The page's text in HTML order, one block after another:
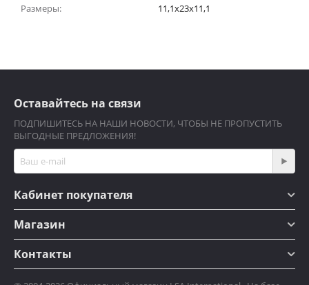
Размеры:
11,1x23x11,1
Оставайтесь на связи
ПОДПИШИТЕСЬ НА НАШИ НОВОСТИ, ЧТОБЫ НЕ ПРОПУСТИТЬ
ВЫГОДНЫЕ ПРЕДЛОЖЕНИЯ!
Кабинет покупателя
Магазин
Контакты